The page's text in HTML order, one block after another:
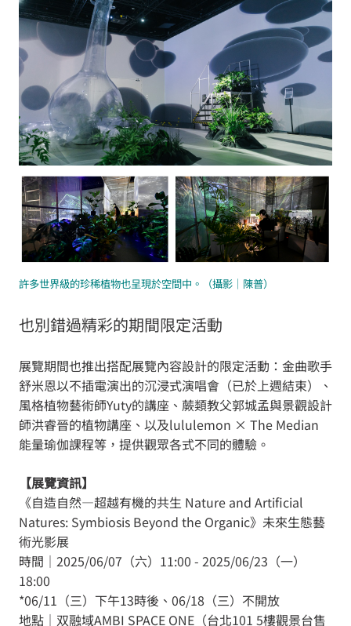
許多世界級的珍稀植物也呈現於空間中。 （攝影｜陳普）
也別錯過精彩的期間限定活動
展覽期間也推出搭配展覽內容設計的限定活動：金曲歌手
舒米恩以不插電演出的沉浸式演唱會（已於上週結束）、
風格植物藝術師Yuty的講座、蕨類教父郭城孟與景觀設計
師洪睿晉的植物講座、以及lululemon × The Median
能量瑜伽課程等，提供觀眾各式不同的體驗。
【展覽資訊】
《自造自然—超越有機的共生 Nature and Artificial
Natures: Symbiosis Beyond the Organic》未來生態藝
術光影展
時間｜2025/06/07（六）11:00 - 2025/06/23（一）
18:00
*06/11（三）下午13時後、06/18（三）不開放
地點｜双融域AMBI SPACE ONE（台北101 5樓觀景台售